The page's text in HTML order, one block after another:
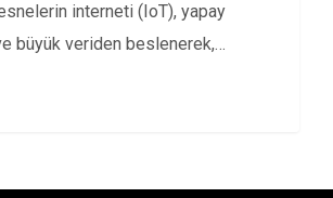
interneti (IoT), yapay
büyük veriden beslenerek,…